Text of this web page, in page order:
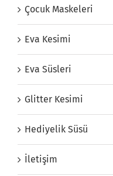
Çocuk Maskeleri
Eva Kesimi
Eva Süsleri
Glitter Kesimi
Hediyelik Süsü
İletişim